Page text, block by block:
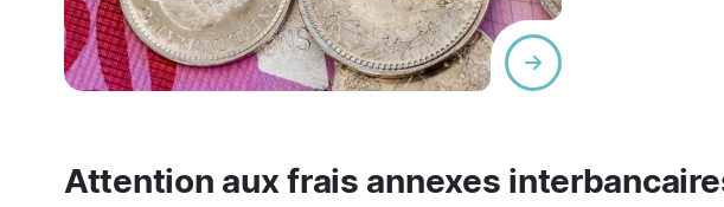
Attention aux frais annexes